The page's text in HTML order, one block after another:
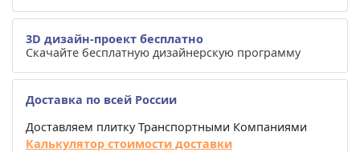
3D дизайн-проект бесплатно
Скачайте бесплатную дизайнерскую программу
Доставка по всей России
Доставляем плитку Транспортными Компаниями
Калькулятор стоимости доставки